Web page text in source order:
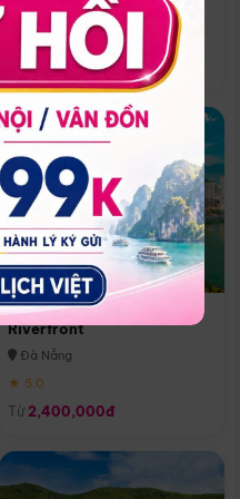
Quoc
Phú Quốc
★ 5.0
Melia Vinpearl Danang
Riverfront
Đà Nẵng
★ 5.0
Từ 2,400,000đ